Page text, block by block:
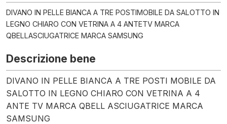
DIVANO IN PELLE BIANCA A TRE POSTIMOBILE DA SALOTTO IN
LEGNO CHIARO CON VETRINA A 4 ANTETV MARCA
QBELLASCIUGATRICE MARCA SAMSUNG
Descrizione bene
DIVANO IN PELLE BIANCA A TRE POSTI MOBILE DA
SALOTTO IN LEGNO CHIARO CON VETRINA A 4
ANTE TV MARCA QBELL ASCIUGATRICE MARCA
SAMSUNG